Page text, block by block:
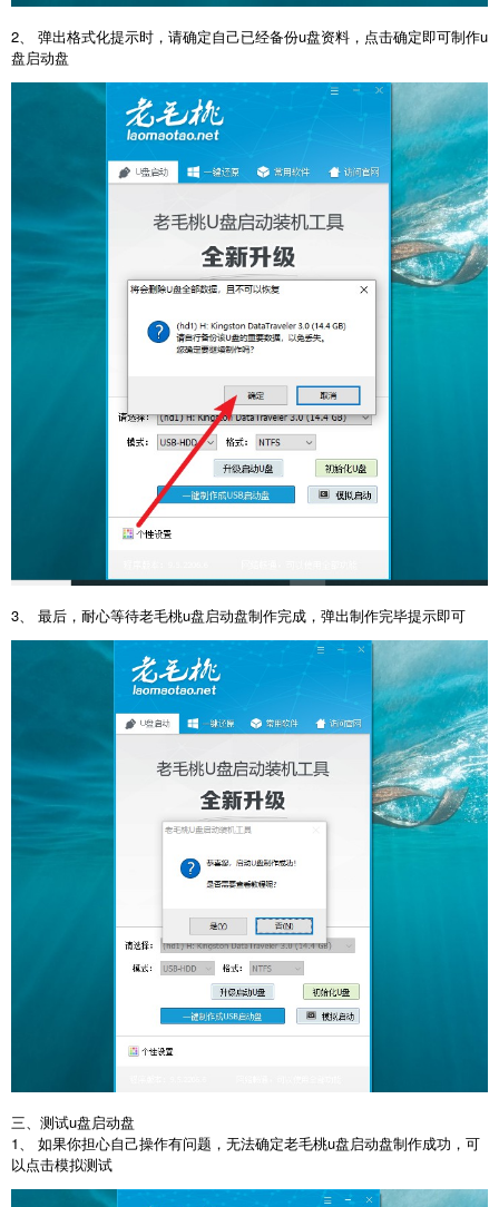
2、 弹出格式化提示时，请确定自己已经备份u盘资料，点击确定即可制作u
盘启动盘
3、 最后，耐心等待老毛桃u盘启动盘制作完成，弹出制作完毕提示即可
三、测试u盘启动盘
1、 如果你担心自己操作有问题，无法确定老毛桃u盘启动盘制作成功，可
以点击模拟测试